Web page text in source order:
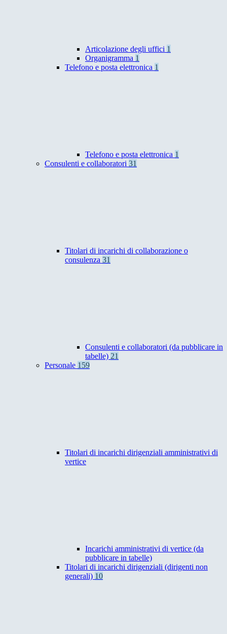
Articolazione degli uffici 1
Organigramma 1
Telefono e posta elettronica 1
Telefono e posta elettronica 1
Consulenti e collaboratori 31
Titolari di incarichi di collaborazione o
consulenza 31
Consulenti e collaboratori (da pubblicare in
tabelle) 21
Personale 159
Titolari di incarichi dirigenziali amministrativi di
vertice
Incarichi amministrativi di vertice (da
pubblicare in tabelle)
Titolari di incarichi dirigenziali (dirigenti non
generali) 10